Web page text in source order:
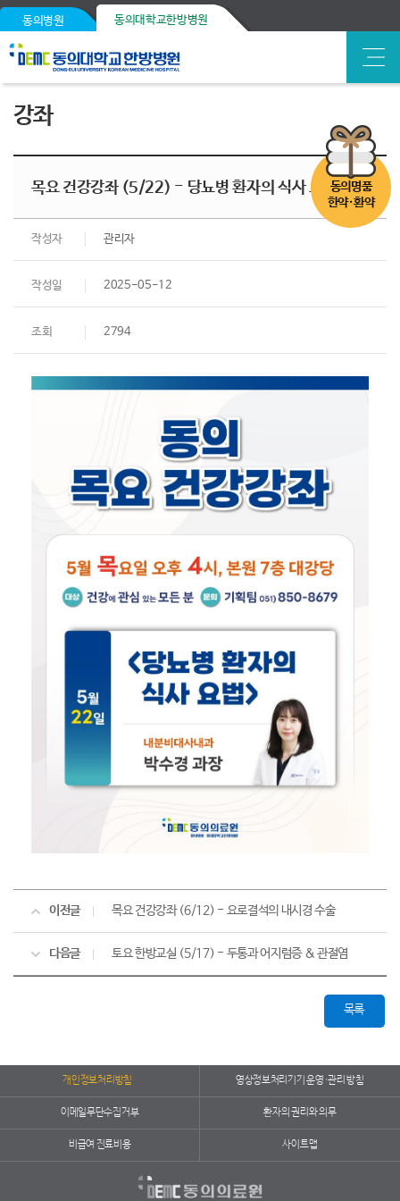
동의병원 동의대학교한방병원
동의명품
한약·환약
강좌
목요 건강강좌 (5/22) - 당뇨병 환자의 식사 요법
작성자 관리자
작성일 2025-05-12
조회 2794
이전글 목요 건강강좌 (6/12) - 요로결석의 내시경 수술
다음글 토요 한방교실 (5/17) - 두통과 어지럼증 & 관절염
목록
개인정보처리방침 영상정보처리기기 운영·관리 방침
이메일무단수집거부 환자의 권리와 의무
비급여 진료비용 사이트맵